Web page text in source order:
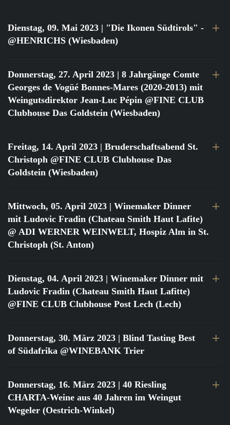
Dienstag, 09. Mai 2023 | "Die Ikonen Südtirols" -
@HENRICHS (Wiesbaden)
Donnerstag, 27. April 2023 | 8 Jahrgänge Comte
Georges de Vogüé Bonnes-Mares (2020-2013) mit
Weingutsdirektor Jean-Luc Pépin @FINE CLUB
Clubhouse Das Goldstein (Wiesbaden)
Freitag, 14. April 2023 | Bruderschaftsabend St.
Christoph @FINE CLUB Clubhouse Das
Goldstein (Wiesbaden)
Mittwoch, 05. April 2023 | Winemaker Dinner
mit Ludovic Fradin (Chateau Smith Haut Lafite)
@ ADI WERNER WEINWELT, Hospiz Alm in St.
Christoph (St. Anton)
Dienstag, 04. April 2023 | Winemaker Dinner mit
Ludovic Fradin (Chateau Smith Haut Lafitte)
@FINE CLUB Clubhouse Post Lech (Lech)
Donnerstag, 30. März 2023 | Blind Tasting Best
of Südafrika @WINEBANK Trier
Donnerstag, 16. März 2023 | 40 Riesling
CHARTA-Weine aus 40 Jahren im Weingut
Wegeler (Oestrich-Winkel)